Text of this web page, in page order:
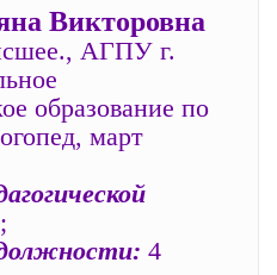
Викторовна
АГПУ г.
образование по
март
4